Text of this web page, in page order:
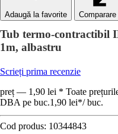
Comparare
Tub termo-contractibil
1m, albastru
Scrieți prima recenzie
preț — 1,90 lei * Toate
DBA pe buc.1,90 lei*/ buc.
Cod produs: 10344843